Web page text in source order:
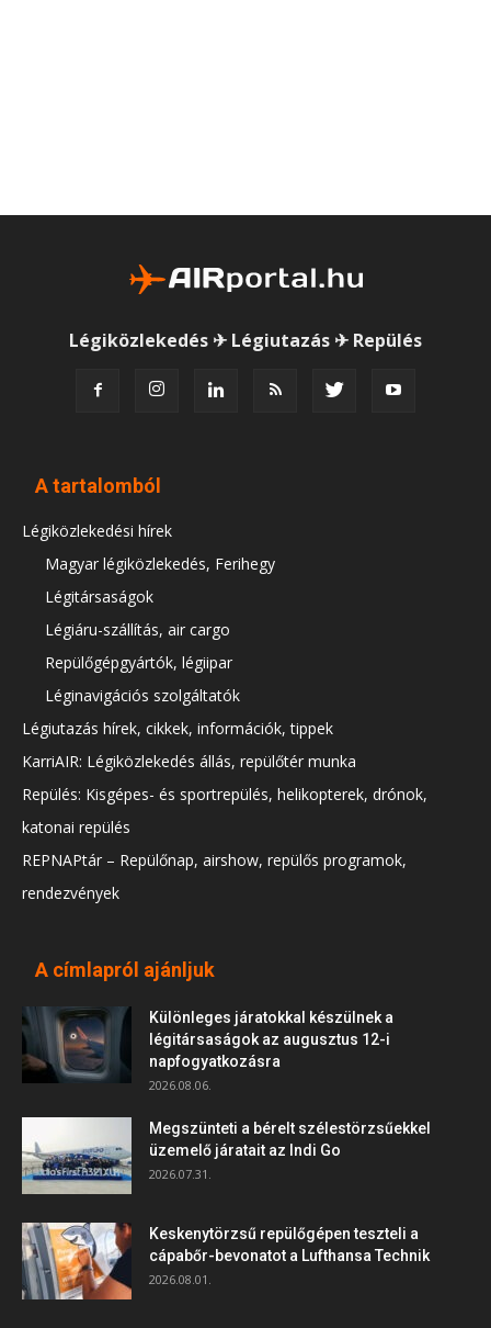
Légiközlekedés ✈ Légiutazás ✈ Repülés
A tartalomból
Légiközlekedési hírek
Magyar légiközlekedés, Ferihegy
Légitársaságok
Légiáru-szállítás, air cargo
Repülőgépgyártók, légiipar
Léginavigációs szolgáltatók
Légiutazás hírek, cikkek, információk, tippek
KarriAIR: Légiközlekedés állás, repülőtér munka
Repülés: Kisgépes- és sportrepülés, helikopterek, drónok,
katonai repülés
REPNAPtár – Repülőnap, airshow, repülős programok,
rendezvények
A címlapról ajánljuk
Különleges járatokkal készülnek a
légitársaságok az augusztus 12-i
napfogyatkozásra
2026.08.06.
Megszünteti a bérelt szélestörzsűekkel
üzemelő járatait az Indi Go
2026.07.31.
Keskenytörzsű repülőgépen teszteli a
cápabőr-bevonatot a Lufthansa Technik
2026.08.01.